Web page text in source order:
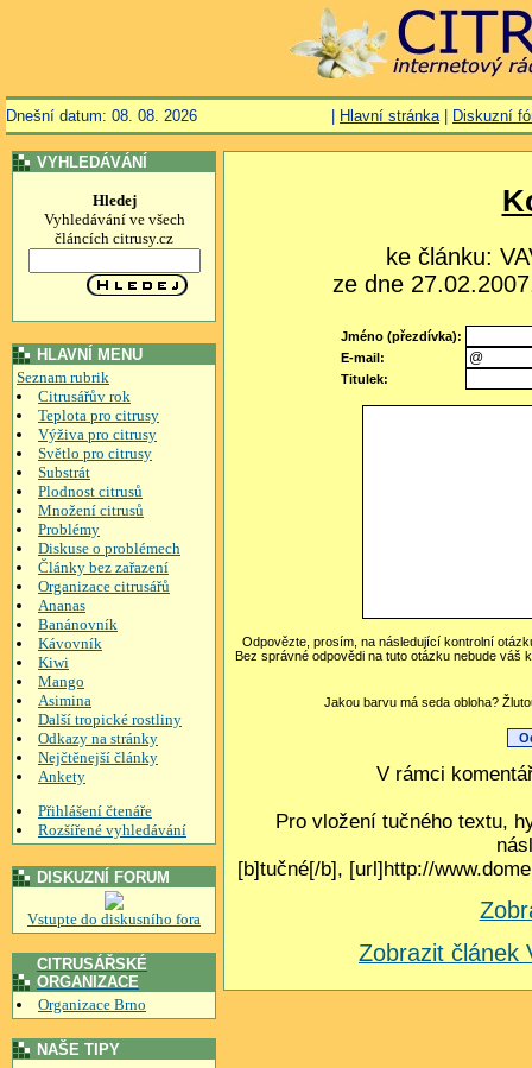
Dnešní datum: 08. 08. 2026 Hlavní stránka| Diskuzní
VYHLEDÁVÁNÍ
Hledej
Vyhledávání ve všech
článcích citrusy.cz
HLAVNÍ MENU
Seznam rubrik
Citrusářův rok
Teplota pro citrusy
Výživa pro citrusy
Světlo pro citrusy
Substrát
Plodnost citrusů
Množení citrusů
Problémy
Diskuse o problémech
Články bez zařazení
Organizace citrusářů
Ananas
Banánovník
Kávovník
Kiwi
Mango
Asimina
Další tropické rostliny
Odkazy na stránky
Nejčtěnejší články
Ankety
Přihlášení čtenáře
Rozšířené vyhledávání
DISKUZNÍ FORUM
Vstupte do diskusního fora
CITRUSÁŘSKÉ
ORGANIZACE
Organizace Brno
NAŠE TIPY
ke článku:
ze dne
Jméno (přezdívka):
E-mail:
Titulek:
Odpovězte, prosím, na následující kontrolní
Bez správné odpovědi na tuto otázku nebude váš
Jakou barvu má seda obloha?
V rámci
Pro vložení tučného textu,
[b]tučné[/b], [url]http://
Zobrazit článek